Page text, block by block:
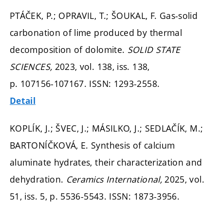
PTÁČEK, P.; OPRAVIL, T.; ŠOUKAL, F. Gas-solid
carbonation of lime produced by thermal
decomposition of dolomite. SOLID STATE
SCIENCES, 2023, vol. 138, iss. 138,
p. 107156-107167. ISSN: 1293-2558.
Detail
KOPLÍK, J.; ŠVEC, J.; MÁSILKO, J.; SEDLAČÍK, M.;
BARTONÍČKOVÁ, E. Synthesis of calcium
aluminate hydrates, their characterization and
dehydration. Ceramics International,2025, vol.
51, iss. 5, p. 5536-5543. ISSN: 1873-3956.